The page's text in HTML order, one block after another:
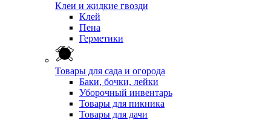
Клеи и жидкие гвозди
Клей
Пена
Герметики
Товары для сада и огорода
Баки, бочки, лейки
Уборочный инвентарь
Товары для пикника
Товары для дачи